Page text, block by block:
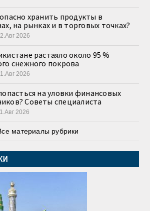
хранить продукты в
на рынках и в торговых точках?
2026
растаяло около 95 %
снежного покрова
2026
на уловки финансовых
Советы специалиста
2026
материалы рубрики